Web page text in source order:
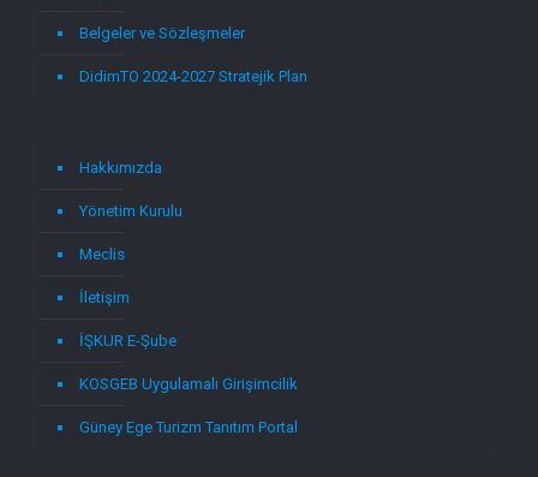
Belgeler ve Sözleşmeler
DidimTO 2024-2027 Stratejik Plan
Hakkımızda
Yönetim Kurulu
Meclis
İletişim
İŞKUR E-Şube
KOSGEB Uygulamalı Girişimcilik
Güney Ege Turizm Tanıtım Portal